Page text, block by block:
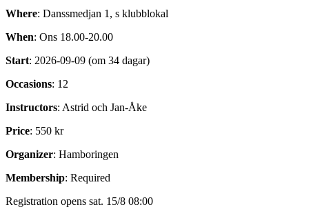
Where: Danssmedjan 1, s klubblokal
When: Ons 18.00-20.00
Start: 2026-09-09 (om 34 dagar)
Occasions: 12
Instructors: Astrid och Jan-Åke
Price: 550 kr
Organizer: Hamboringen
Membership: Required
Registration opens sat. 15/8 08:00